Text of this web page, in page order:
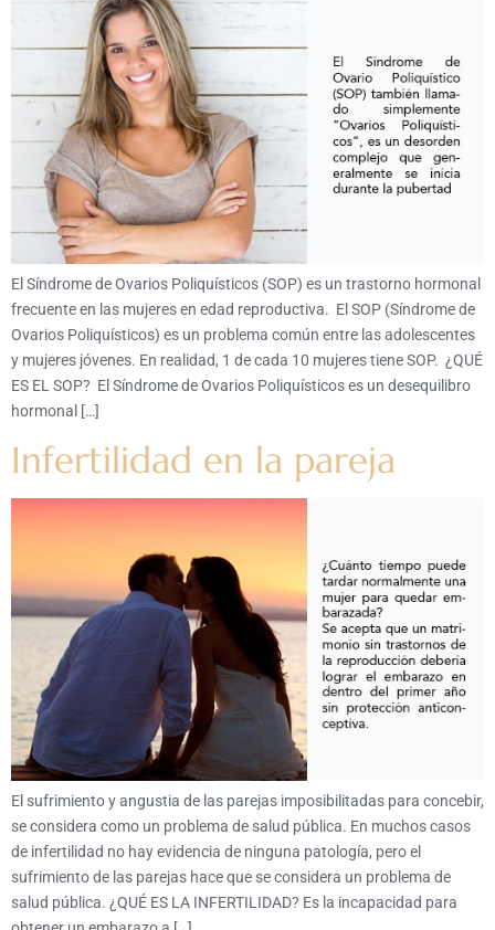
El Síndrome de Ovarios Poliquísticos (SOP) es un trastorno hormonal
frecuente en las mujeres en edad reproductiva. El SOP (Síndrome de
Ovarios Poliquísticos) es un problema común entre las adolescentes
y mujeres jóvenes. En realidad, 1 de cada 10 mujeres tiene SOP. ¿QUÉ
ES EL SOP? El Síndrome de Ovarios Poliquísticos es un desequilibro
hormonal […]
Infertilidad en la pareja
El sufrimiento y angustia de las parejas imposibilitadas para concebir,
se considera como un problema de salud pública. En muchos casos
de infertilidad no hay evidencia de ninguna patología, pero el
sufrimiento de las parejas hace que se considera un problema de
salud pública. ¿QUÉ ES LA INFERTILIDAD? Es la incapacidad para